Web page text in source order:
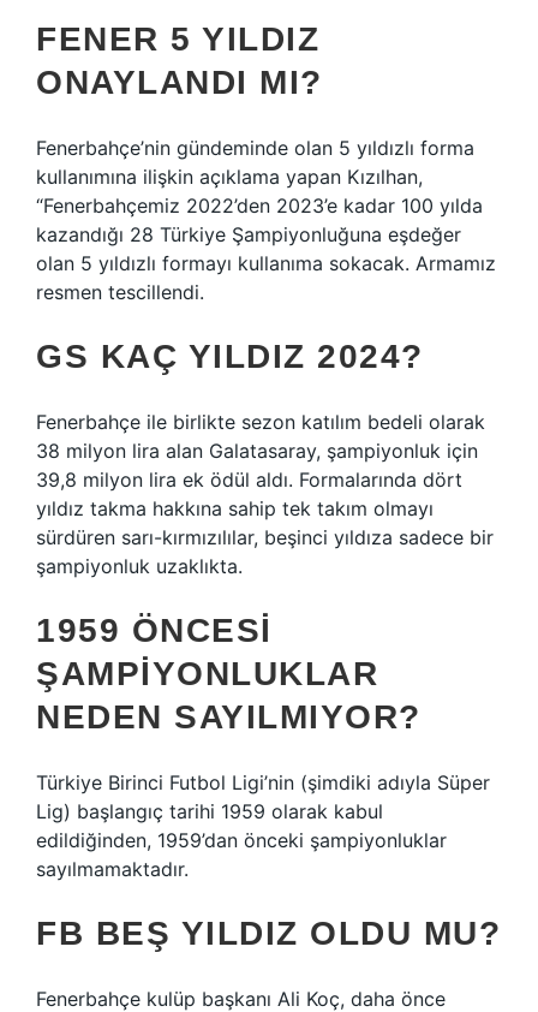
FENER 5 YILDIZ
ONAYLANDI MI?
Fenerbahçe’nin gündeminde olan 5 yıldızlı forma
kullanımına ilişkin açıklama yapan Kızılhan,
“Fenerbahçemiz 2022’den 2023’e kadar 100 yılda
kazandığı 28 Türkiye Şampiyonluğuna eşdeğer
olan 5 yıldızlı formayı kullanıma sokacak. Armamız
resmen tescillendi.
GS KAÇ YILDIZ 2024?
Fenerbahçe ile birlikte sezon katılım bedeli olarak
38 milyon lira alan Galatasaray, şampiyonluk için
39,8 milyon lira ek ödül aldı. Formalarında dört
yıldız takma hakkına sahip tek takım olmayı
sürdüren sarı-kırmızılılar, beşinci yıldıza sadece bir
şampiyonluk uzaklıkta.
1959 ÖNCESI
ŞAMPIYONLUKLAR
NEDEN SAYILMIYOR?
Türkiye Birinci Futbol Ligi’nin (şimdiki adıyla Süper
Lig) başlangıç ​​tarihi 1959 olarak kabul
edildiğinden, 1959’dan önceki şampiyonluklar
sayılmamaktadır.
FB BEŞ YILDIZ OLDU MU?
Fenerbahçe kulüp başkanı Ali Koç, daha önce